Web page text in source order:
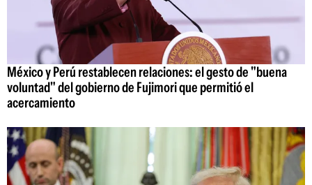
México y Perú restablecen relaciones: el gesto de "buena
voluntad" del gobierno de Fujimori que permitió el
acercamiento